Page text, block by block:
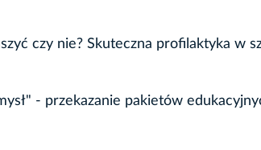
czy nie? Skuteczna profilaktyka w
- przekazanie pakietów